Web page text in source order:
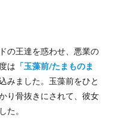
の王達を惑わせ、悪業の
は 「玉藻前/たまものま
みました。玉藻前をひと
り骨抜きにされて、彼女
た。